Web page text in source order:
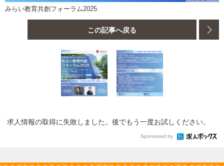
みらい教育共創フォーラム2025
この記事へ戻る
求人情報の取得に失敗しました。後でもう一度お試しください。
Sponsored by